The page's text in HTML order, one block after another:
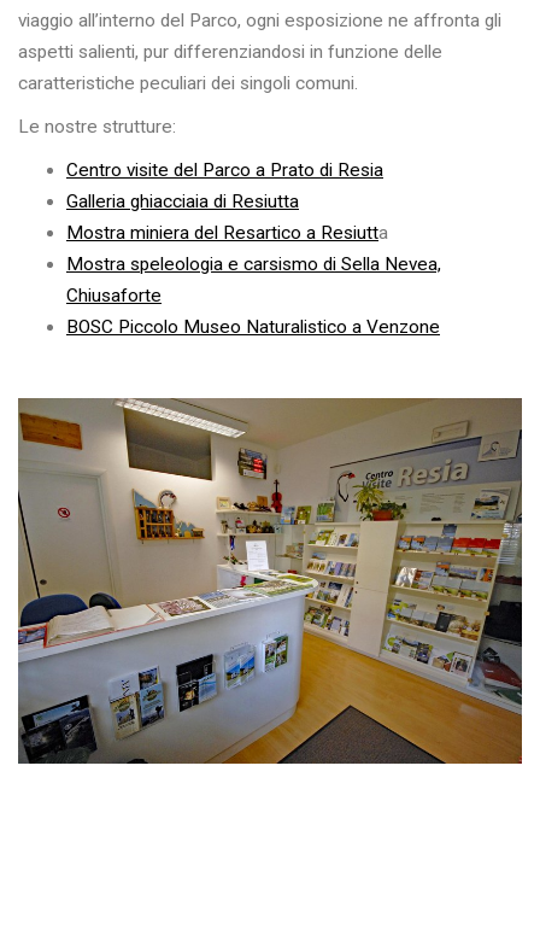
viaggio all’interno del Parco, ogni esposizione ne affronta gli
aspetti salienti, pur differenziandosi in funzione delle
caratteristiche peculiari dei singoli comuni.
Le nostre strutture:
Centro visite del Parco a Prato di Resia
Galleria ghiacciaia di Resiutta
Mostra miniera del Resartico a Resiutta
Mostra speleologia e carsismo di Sella Nevea,
Chiusaforte
BOSC Piccolo Museo Naturalistico a Venzone